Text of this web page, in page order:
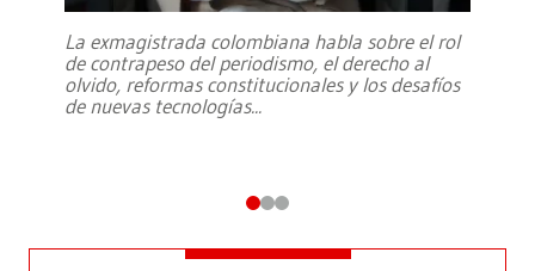
La exmagistrada colombiana habla sobre el rol
de contrapeso del periodismo, el derecho al
olvido, reformas constitucionales y los desafíos
de nuevas tecnologías...